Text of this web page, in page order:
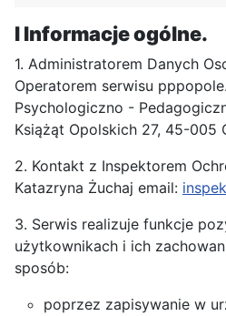
I Informacje ogólne.
1. Administratorem Danych
Operatorem serwisu
Psychologiczno -
Książąt Opolskich 27, 45-005
2. Kontakt z Inspektorem
Katazryna Żuchaj email:
3. Serwis realizuje funkcje
użytkownikach i ich
sposób:
poprzez zapisywanie w